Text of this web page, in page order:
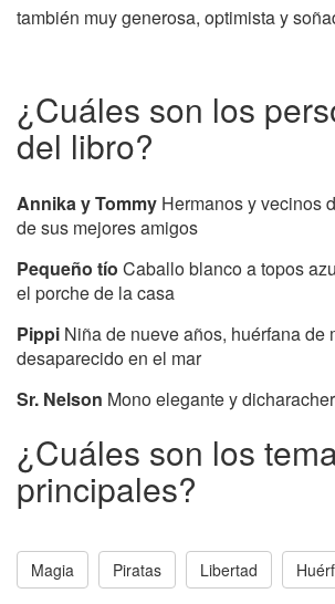
también muy generosa, optimista y
¿Cuáles son los
del libro?
Annika y Tommy Hermanos y vecinos
de sus mejores amigos
Pequeño tío Caballo blanco a topos
el porche de la casa
Pippi Niña de nueve años, huérfana de
desaparecido en el mar
Sr. Nelson Mono elegante y
¿Cuáles son los
principales?
Magia Piratas Libertad